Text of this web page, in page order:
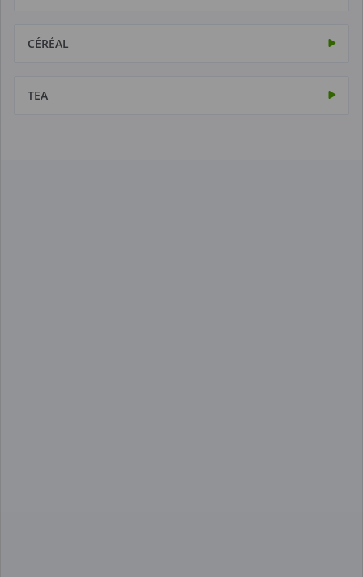
CÉRÉAL
TEA